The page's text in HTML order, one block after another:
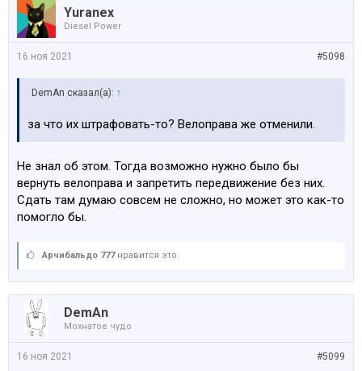
Yuranex
Diesel Power
#5098
16 ноя 2021
DemAn сказал(а): ↑
за что их штрафовать-то? Велоправа же отменили.
Не знал об этом. Тогда возможно нужно было бы
вернуть велоправа и запретить передвижение без них.
Сдать там думаю совсем не сложно, но может это как-то
помогло бы.
Арчибальдо 777нравится это.
DemAn
Мохнатое чудо
#5099
16 ноя 2021